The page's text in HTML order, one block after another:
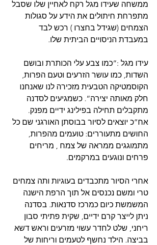
ממשחה שעידו מגל רקח לאחיין שלו שסבל
מתפרחת חיתולים את הידע על סגולות
הצמחים (שגידל בחצרו ) רכש לבד
במעבדת הניסויים הביתית שלו.
עידו מגל :”כמו צבע עלי הכותרת ובושם
השדות, כמו עושר הזרעים וטעם הפרות,
הקוסמטיקה הטבעית מזכירה לנו שאנחנו
חלק מאותה יצירה”. כשמגיעים לסדנה
מתקבלים תחילה בפילינג ידיים מפנק.
אח”כ יוצאים לסיור בבוסתן האורגני שם כל
החושים מתעוררים: טועמים מהפרות,
מתמוגגים ממראה של צמח , מריחים
פרחים ונוגעים במרקמים.
אחרי הסיור מתכבדים בעוגיות ותה צמחים
טרי ומשם נכנסים אל תוך הרפת הישנה
המשמשת כיום כמרכז סדנאות. בסדנה
ניתן לייצר קרם ידיים, שקית פתיתי סבון
ריחני, שלט לחדר עשוי מזרעים וראש דשא
בביצה. הילד נחשף לטעמים וריחות של